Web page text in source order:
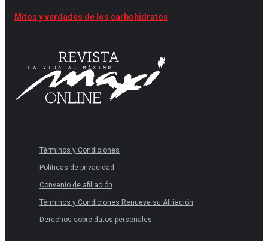
Mitos y verdades de los carbohidratos
Términos y Condiciones
Políticas de privacidad
Convenio de afiliación
Términos y Condiciones Renueve su Afiliación
Derechos sobre datos personales